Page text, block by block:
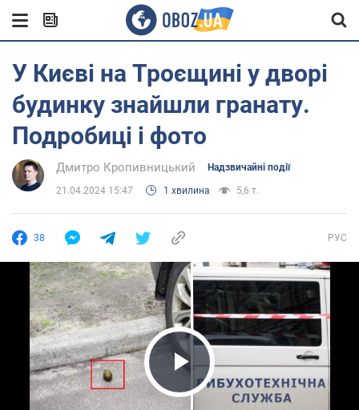
У Києві на Троєщині у дворі
будинку знайшли гранату.
Подробиці і фото
Дмитро Кропивницький Надзвичайні події
21.04.2024 15:47 1 хвилина 5,6 т.
38 РУС
Play Video